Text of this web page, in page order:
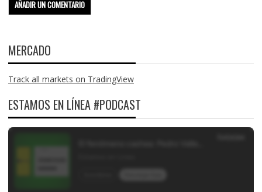
MERCADO
Track all markets on TradingView
ESTAMOS EN LÍNEA #PODCAST